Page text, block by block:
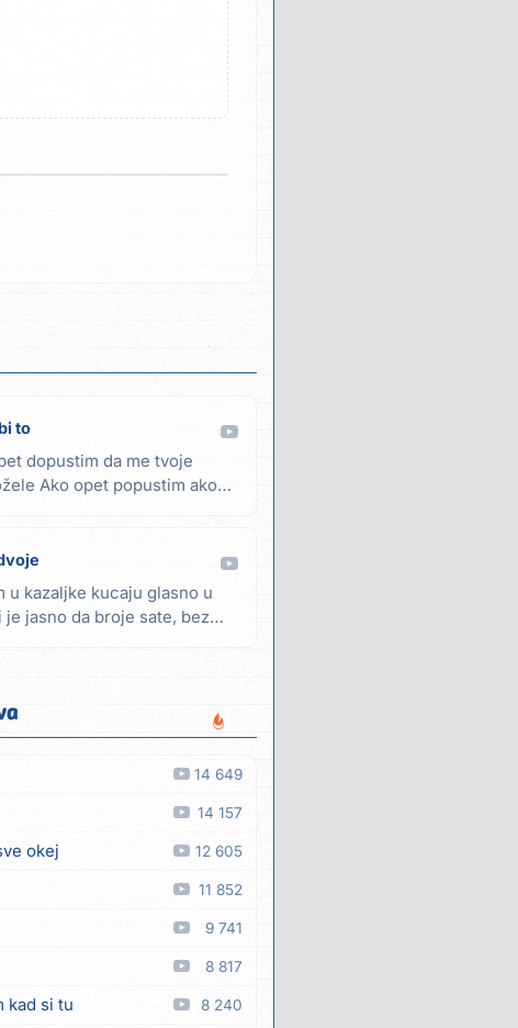
to
dopustim da me tvoje
Ako opet popustim ako
u kazaljke kucaju glasno u
jasno da broje sate, bez
14 649
14 157
okej 12 605
11 852
9 741
8 817
kad si tu 8 240